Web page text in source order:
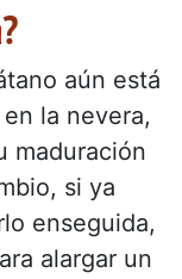
aún está
la nevera,
maduración
si ya
enseguida,
alargar un